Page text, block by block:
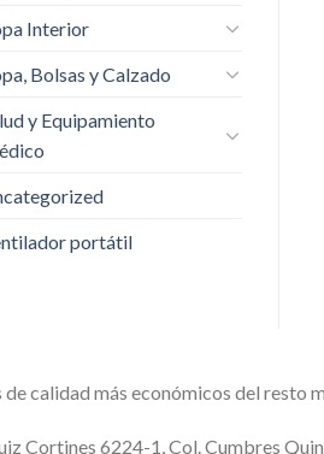
Interior
Bolsas y Calzado
y Equipamiento
portátil
calidad más económicos del resto
Cortines 6224-1, Col. Cumbres